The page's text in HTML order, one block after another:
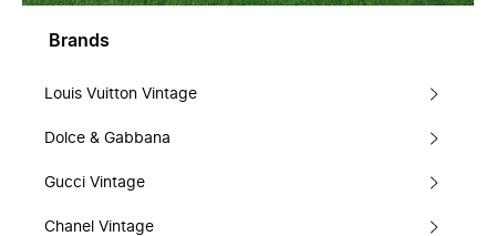
Brands
Louis Vuitton Vintage
Dolce & Gabbana
Gucci Vintage
Chanel Vintage